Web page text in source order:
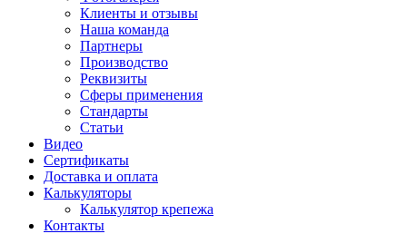
Клиенты и отзывы
Наша команда
Партнеры
Производство
Реквизиты
Сферы применения
Стандарты
Статьи
Видео
Сертификаты
Доставка и оплата
Калькуляторы
Калькулятор крепежа
Контакты